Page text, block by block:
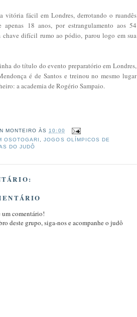
vitória fácil em Londres, derrotando o ruandês
apenas 18 anos, por estrangulamento aos 54
chave difícil rumo ao pódio, parou logo em sua
do título do evento preparatório em Londres,
é de Santos e treinou no mesmo lugar
a academia de Rogério Sampaio.
MONTEIRO ÀS10:00
OSOTOGARI ,JOGOS OLÍMPICOS DE
DO JUDÔ
um comentário!
deste grupo, siga-nos e acompanhe o judô